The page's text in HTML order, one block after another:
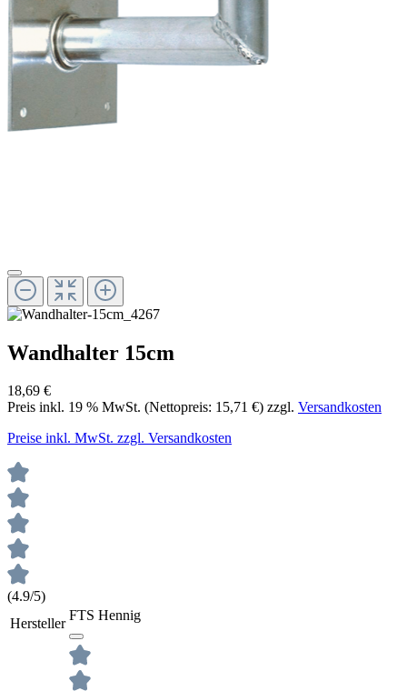
Wandhalter 15cm
18,69 €
Preis inkl. 19 % MwSt. (Nettopreis: 15,71 €) zzgl. Versandkosten
Preise inkl. MwSt. zzgl. Versandkosten
(4.9/5)
Hersteller
FTS Hennig